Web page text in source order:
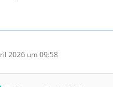
2026 um 09:58